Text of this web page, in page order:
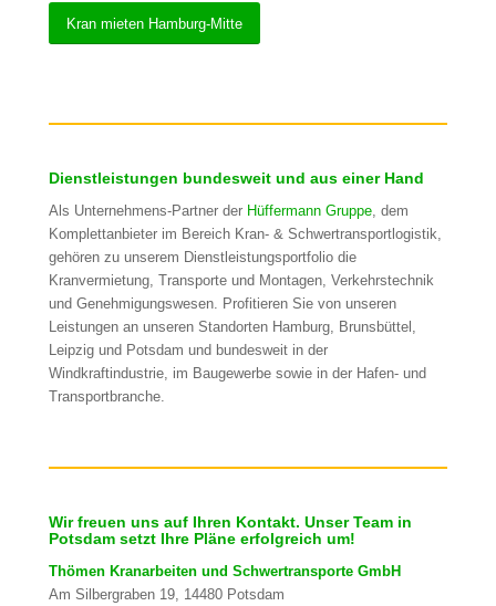
Kran mieten Hamburg-Mitte
Dienstleistungen bundesweit und aus einer Hand
Als Unternehmens-Partner der Hüffermann Gruppe, dem
Komplettanbieter im Bereich Kran- & Schwertransportlogistik,
gehören zu unserem Dienstleistungsportfolio die
Kranvermietung, Transporte und Montagen, Verkehrstechnik
und Genehmigungswesen. Profitieren Sie von unseren
Leistungen an unseren Standorten Hamburg, Brunsbüttel,
Leipzig und Potsdam und bundesweit in der
Windkraftindustrie, im Baugewerbe sowie in der Hafen- und
Transportbranche.
Wir freuen uns auf Ihren Kontakt. Unser Team in
Potsdam setzt Ihre Pläne erfolgreich um!
Thömen Kranarbeiten und Schwertransporte GmbH
Am Silbergraben 19, 14480 Potsdam